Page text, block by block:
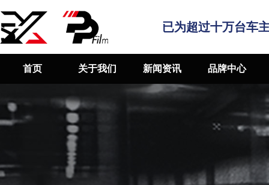
已为超过十万台车
首页 关于我们 新闻资讯 品牌中心